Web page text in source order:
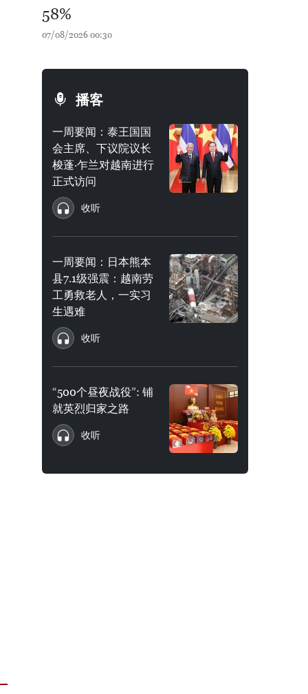
58%
07/08/2026 00:30
播客
一周要闻：泰王国国
会主席、下议院议长
梭蓬·乍兰对越南进行
正式访问
收听
一周要闻：日本熊本
县7.1级强震：越南劳
工勇救老人，一实习
生遇难
收听
“500个昼夜战役”: 铺
就英烈归家之路
收听